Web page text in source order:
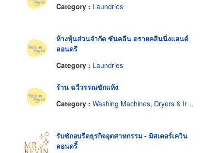
Category : Laundries
ห้างหุ้นส่วนจำกัด ซันคลีน ดรายคลีนนิ่งแอนด์
ลอนดรี
Category : Laundries
ร้าน ฉวีวรรณซักแห้ง
Category : Washing Machines, Dryers & Ironers-Repairing & Parts
รับซักอบรีดธุรกิจอุตสาหกรรม - มิสเตอร์เควิน
ลอนดรี้